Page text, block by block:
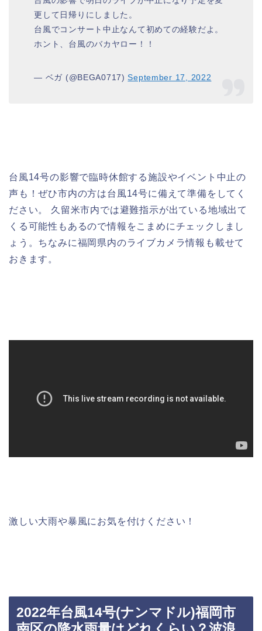
更して日帰りにしました。
台風でコンサート中止なんて初めての経験だよ。
ホント、台風のバカヤロー！！
— ベガ (@BEGA0717)September 17, 2022
台風14号の影響で臨時休館する施設やイベント中止の
声も！ぜひ市内の方は台風14号に備えて準備をしてく
ださい。 久留米市内では避難指示が出ている地域出て
くる可能性もあるので情報をこまめにチェックしまし
ょう。ちなみに福岡県内のライブカメラ情報も載せて
おきます。
激しい大雨や暴風にお気を付けください！
2022年台風14号(ナンマドル)福岡市